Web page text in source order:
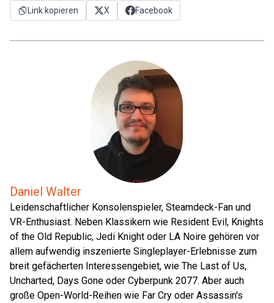
Link kopieren X Facebook
Daniel Walter
Leidenschaftlicher Konsolenspieler, Steamdeck-Fan und
VR-Enthusiast. Neben Klassikern wie Resident Evil, Knights
of the Old Republic, Jedi Knight oder LA Noire gehören vor
allem aufwendig inszenierte Singleplayer-Erlebnisse zum
breit gefächerten Interessengebiet, wie The Last of Us,
Uncharted, Days Gone oder Cyberpunk 2077. Aber auch
große Open-World-Reihen wie Far Cry oder Assassin's